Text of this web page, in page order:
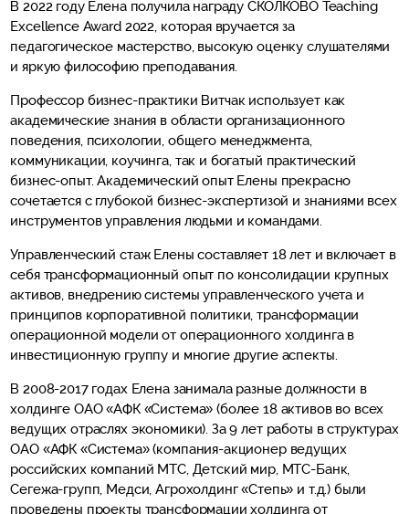
В 2022 году Елена получила награду СКОЛКОВО Teaching
Excellence Award 2022, которая вручается за
педагогическое мастерство, высокую оценку слушателями
и яркую философию преподавания.
Профессор бизнес-практики Витчак использует как
академические знания в области организационного
поведения, психологии, общего менеджмента,
коммуникации, коучинга, так и богатый практический
бизнес-опыт. Академический опыт Елены прекрасно
сочетается с глубокой бизнес-экспертизой и знаниями всех
инструментов управления людьми и командами.
Управленческий стаж Елены составляет 18 лет и включает в
себя трансформационный опыт по консолидации крупных
активов, внедрению системы управленческого учета и
принципов корпоративной политики, трансформации
операционной модели от операционного холдинга в
инвестиционную группу и многие другие аспекты.
В 2008-2017 годах Елена занимала разные должности в
холдинге ОАО «АФК «Система» (более 18 активов во всех
ведущих отраслях экономики). За 9 лет работы в структурах
ОАО «АФК «Система» (компания-акционер ведущих
российских компаний МТС, Детский мир, МТС-Банк,
Сегежа-групп, Медси, Агрохолдинг «Степь» и т.д.) были
проведены проекты трансформации холдинга от